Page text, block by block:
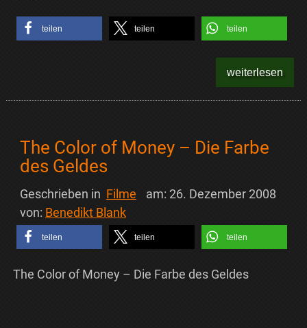
teilen teilen teilen
weiterlesen
The Color of Money – Die Farbe
des Geldes
Geschrieben in Filme am: 26. Dezember 2008
von: Benedikt Blank
teilen teilen teilen
The Color of Money – Die Farbe des Geldes